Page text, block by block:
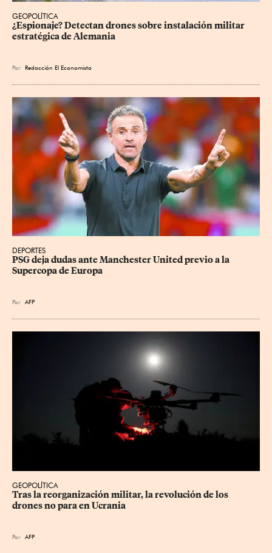
GEOPOLÍTICA
¿Espionaje? Detectan drones sobre instalación militar
estratégica de Alemania
Por Redacción El Economista
DEPORTES
PSG deja dudas ante Manchester United previo a la
Supercopa de Europa
Por AFP
GEOPOLÍTICA
Tras la reorganización militar, la revolución de los
drones no para en Ucrania
Por AFP